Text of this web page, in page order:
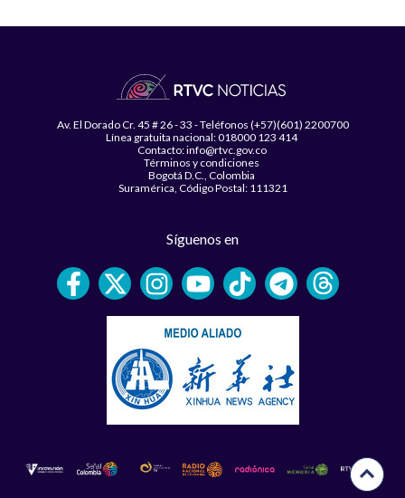
Av. El Dorado Cr. 45 # 26 - 33 - Teléfonos (+57)(601) 2200700
Línea gratuita nacional: 018000 123 414
Contacto: info@rtvc.gov.co
Términos y condiciones
Bogotá D.C., Colombia
Suramérica, Código Postal: 111321
Síguenos en